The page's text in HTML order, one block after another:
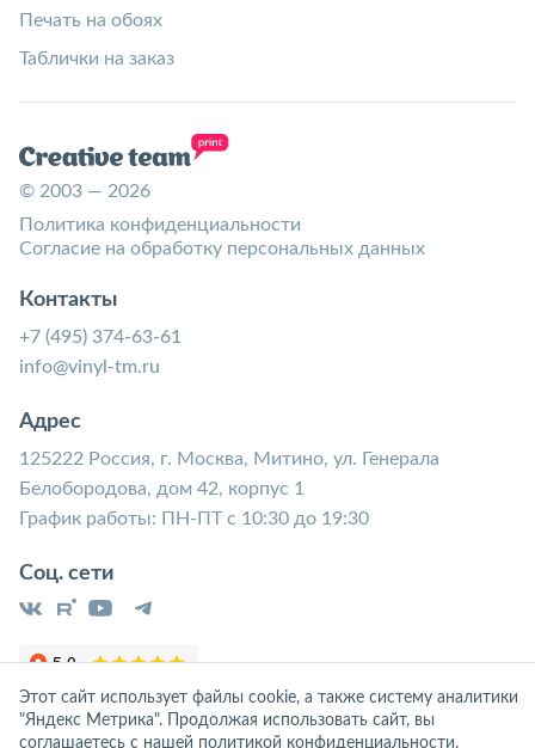
Печать на обоях
Таблички на заказ
© 2003 — 2026
Политика конфиденциальности
Согласие на обработку персональных данных
Контакты
+7 (495) 374-63-61
info@vinyl-tm.ru
Адрес
125222 Россия, г. Москва, Митино, ул. Генерала
Белобородова, дом 42, корпус 1
График работы: ПН-ПТ с 10:30 до 19:30
Соц. сети
Этот сайт использует файлы cookie, а также систему аналитики
"Яндекс Метрика". Продолжая использовать сайт, вы
соглашаетесь с нашей политикой конфиденциальности.